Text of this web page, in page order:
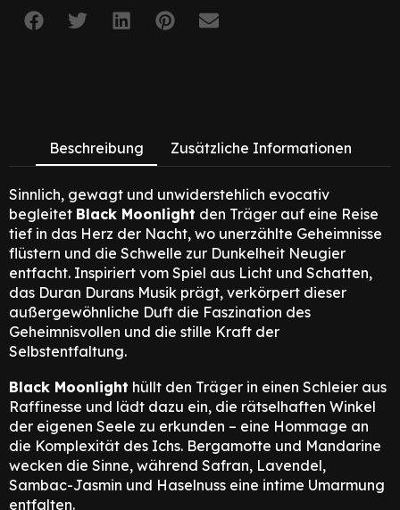
Beschreibung Zusätzliche Informationen
Sinnlich, gewagt und unwiderstehlich evocativ
begleitet Black Moonlight den Träger auf eine Reise
tief in das Herz der Nacht, wo unerzählte Geheimnisse
flüstern und die Schwelle zur Dunkelheit Neugier
entfacht. Inspiriert vom Spiel aus Licht und Schatten,
das Duran Durans Musik prägt, verkörpert dieser
außergewöhnliche Duft die Faszination des
Geheimnisvollen und die stille Kraft der
Selbstentfaltung.
Black Moonlight hüllt den Träger in einen Schleier aus
Raffinesse und lädt dazu ein, die rätselhaften Winkel
der eigenen Seele zu erkunden – eine Hommage an
die Komplexität des Ichs. Bergamotte und Mandarine
wecken die Sinne, während Safran, Lavendel,
Sambac-Jasmin und Haselnuss eine intime Umarmung
entfalten.